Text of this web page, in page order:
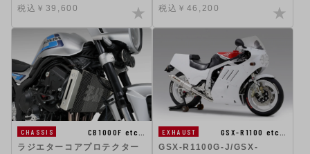
税込￥39,600 税込￥46,200
CHASSIS
CB1000F etc…
ラジエターコアプロテクター
EXHAUST
GSX-R1100 etc…
GSX-R1100G-J/GSX-